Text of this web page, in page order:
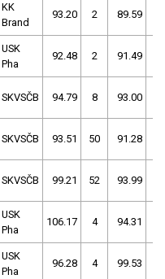
KK
Brand
93.20 2 89.59
USK
Pha
92.48 2 91.49
SKVSČB 94.79 8 93.00
SKVSČB 93.51 50 91.28
SKVSČB 99.21 52 93.99
USK
Pha
106.17 4 94.31
USK
Pha
96.28 4 99.53